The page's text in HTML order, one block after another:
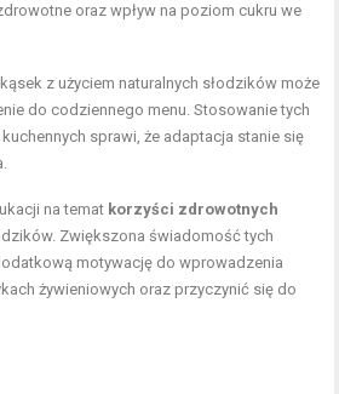
oraz wpływ na poziom cukru we
z użyciem naturalnych słodzików może
do codziennego menu. Stosowanie tych
sprawi, że adaptacja stanie się
na temat korzyści zdrowotnych
Zwiększona świadomość tych
motywację do wprowadzenia
żywieniowych oraz przyczynić się do